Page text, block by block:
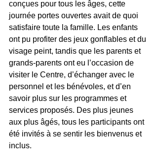
conçues pour tous les âges, cette
journée portes ouvertes avait de quoi
satisfaire toute la famille. Les enfants
ont pu profiter des jeux gonflables et du
visage peint, tandis que les parents et
grands-parents ont eu l’occasion de
visiter le Centre, d’échanger avec le
personnel et les bénévoles, et d’en
savoir plus sur les programmes et
services proposés. Des plus jeunes
aux plus âgés, tous les participants ont
été invités à se sentir les bienvenus et
inclus.